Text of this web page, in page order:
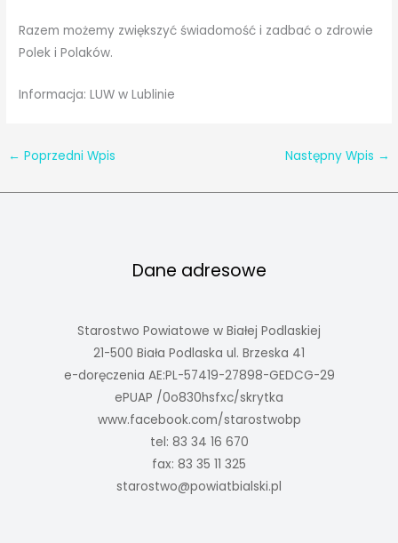
Razem możemy zwiększyć świadomość i zadbać o zdrowie
Polek i Polaków.
Informacja: LUW w Lublinie
← Poprzedni Wpis Następny Wpis →
Dane adresowe
Starostwo Powiatowe w Białej Podlaskiej
21-500 Biała Podlaska ul. Brzeska 41
e-doręczenia AE:PL-57419-27898-GEDCG-29
ePUAP /0o830hsfxc/skrytka
www.facebook.com/starostwobp
tel: 83 34 16 670
fax: 83 35 11 325
starostwo@powiatbialski.pl